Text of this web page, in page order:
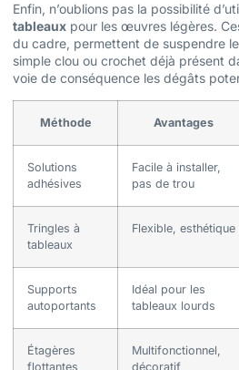
Enfin, n’oublions pas la possibilité
tableaux pour les œuvres légères.
du cadre, permettent de suspendre
simple clou ou crochet déjà présent
voie de conséquence les dégâts
Méthode Avantages
Solutions
adhésives
Facile à installer,
pas de trou
Tringles à
tableaux
Flexible, esthétique
Supports
autoportants
Idéal pour les
tableaux lourds
Étagères
flottantes
Multifonctionnel,
décoratif